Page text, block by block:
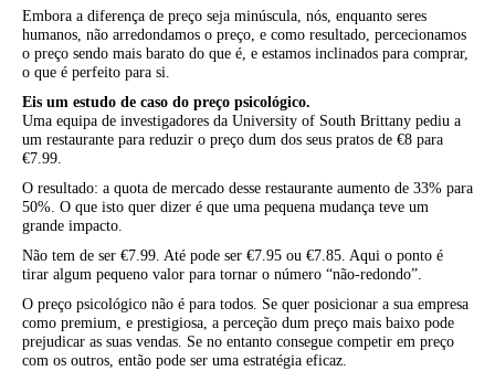
Embora a diferença de preço seja minúscula, nós, enquanto seres
humanos, não arredondamos o preço, e como resultado, percecionamos
o preço sendo mais barato do que é, e estamos inclinados para comprar,
o que é perfeito para si.
Eis um estudo de caso do preço psicológico.
Uma equipa de investigadores da University of South Brittany pediu a
um restaurante para reduzir o preço dum dos seus pratos de €8 para
€7.99.
O resultado: a quota de mercado desse restaurante aumento de 33% para
50%. O que isto quer dizer é que uma pequena mudança teve um
grande impacto.
Não tem de ser €7.99. Até pode ser €7.95 ou €7.85. Aqui o ponto é
tirar algum pequeno valor para tornar o número “não-redondo”.
O preço psicológico não é para todos. Se quer posicionar a sua empresa
como premium, e prestigiosa, a perceção dum preço mais baixo pode
prejudicar as suas vendas. Se no entanto consegue competir em preço
com os outros, então pode ser uma estratégia eficaz.